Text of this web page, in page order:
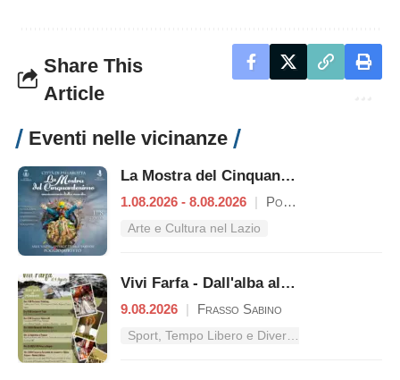
Share This
Article
Eventi nelle vicinanze
La Mostra del Cinquantesimo
1.08.2026 - 8.08.2026 | Poggio Mirteto
Arte e Cultura nel Lazio
Vivi Farfa - Dall'alba al tramonto
9.08.2026 | Frasso Sabino